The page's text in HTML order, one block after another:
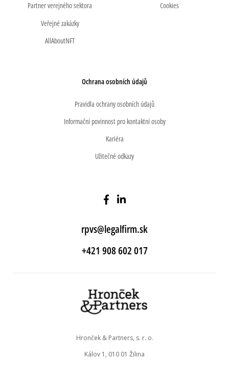
Partner verejného sektora
Veřejné zakázky
AllAboutNFT
Cookies
Ochrana osobních údajů
Pravidla ochrany osobních údajů
Informační povinnost pro kontaktní osoby
Kariéra
Užitečné odkazy
rpvs@legalfirm.sk
+421 908 602 017
Hronček & Partners, s. r. o.
Kálov 1, 010 01 Žilina